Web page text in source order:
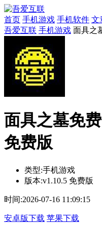
首页 手机游戏 手机软件 文
吾爱互联 手机游戏 面具之
面具之墓免
免费版
类型:手机游戏
版本:v1.10.5 免费版
时间:2026-07-16 11:09:15
安卓版下载 苹果下载